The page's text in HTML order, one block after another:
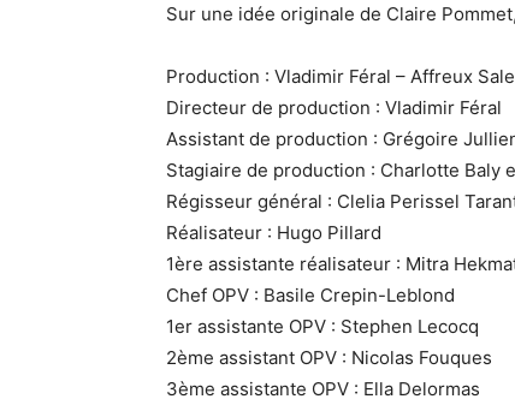
Sur une idée originale de Claire
Production : Vladimir Féral – Affreux
Directeur de production : Vladimir Féral
Assistant de production : Grégoire
Stagiaire de production : Charlotte Baly
Régisseur général : Clelia Perissel
Réalisateur : Hugo Pillard
1ère assistante réalisateur : Mitra
Chef OPV : Basile Crepin-Leblond
1er assistante OPV : Stephen Lecocq
2ème assistant OPV : Nicolas Fouques
3ème assistante OPV : Ella Delormas